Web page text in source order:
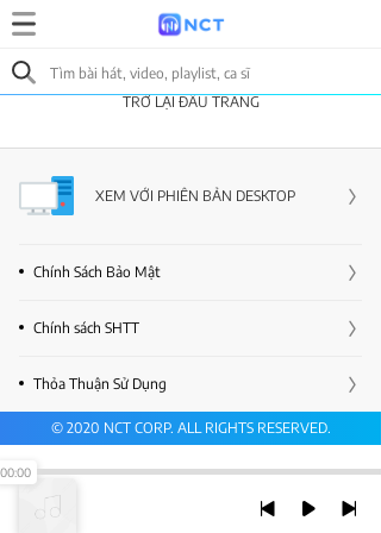
TRỞ LẠI ĐẦU TRANG
XEM VỚI PHIÊN BẢN DESKTOP
Chính Sách Bảo Mật
Chính sách SHTT
Thỏa Thuận Sử Dụng
© 2020 NCT CORP. ALL RIGHTS RESERVED.
00:00